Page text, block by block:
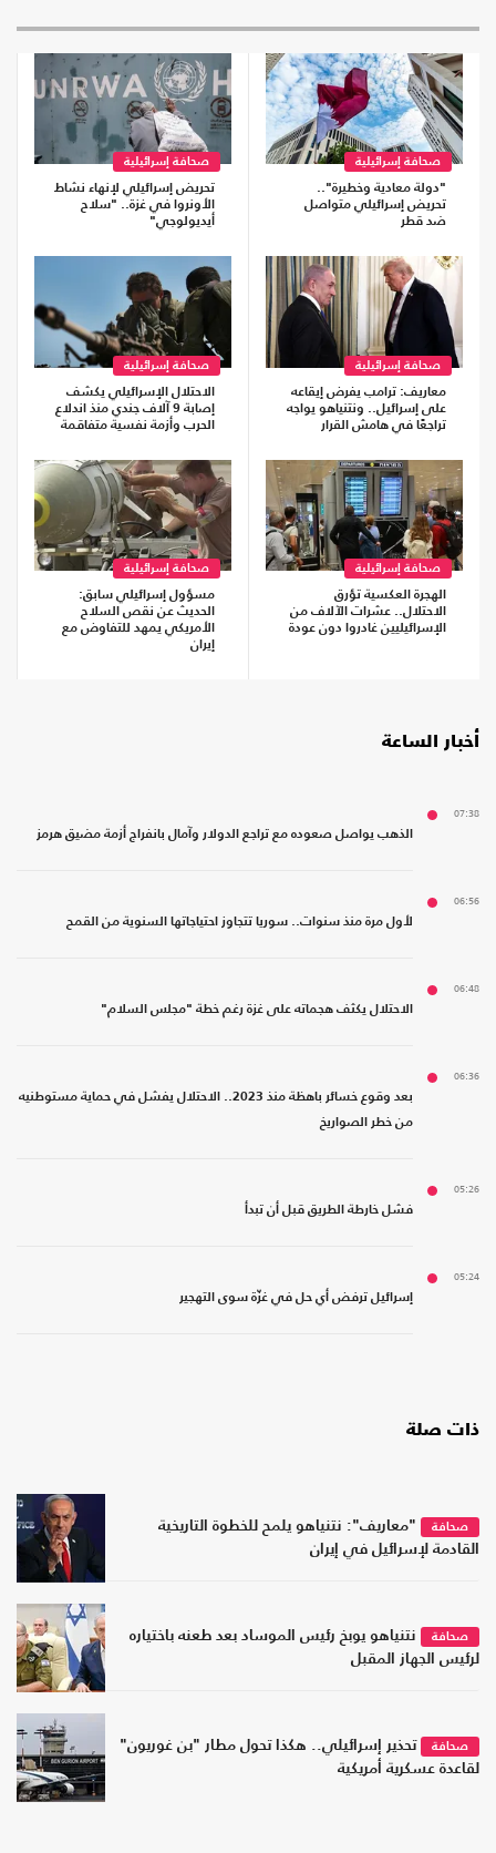
صحافة إسرائيلية
"دولة معادية وخطيرة"..
تحريض إسرائيلي متواصل
ضد قطر
صحافة إسرائيلية
تحريض إسرائيلي لإنهاء نشاط
الأونروا في غزة.. "سلاح
أيديولوجي"
صحافة إسرائيلية
معاريف: ترامب يفرض إيقاعه
على إسرائيل.. ونتنياهو يواجه
تراجعًا في هامش القرار
صحافة إسرائيلية
الاحتلال الإسرائيلي يكشف
إصابة 9 آلاف جندي منذ اندلاع
الحرب وأزمة نفسية متفاقمة
صحافة إسرائيلية
الهجرة العكسية تؤرق
الاحتلال.. عشرات الآلاف من
الإسرائيليين غادروا دون عودة
صحافة إسرائيلية
مسؤول إسرائيلي سابق:
الحديث عن نقص السلاح
الأمريكي يمهد للتفاوض مع
إيران
أخبار الساعة
07:38
الذهب يواصل صعوده مع تراجع الدولار وآمال بانفراج أزمة مضيق هرمز
06:56
لأول مرة منذ سنوات.. سوريا تتجاوز احتياجاتها السنوية من القمح
06:48
الاحتلال يكثف هجماته على غزة رغم خطة "مجلس السلام"
06:36
بعد وقوع خسائر باهظة منذ 2023.. الاحتلال يفشل في حماية مستوطنيه
من خطر الصواريخ
05:26
فشل خارطة الطريق قبل أن تبدأ
05:24
إسرائيل ترفض أي حل في غزّة سوى التهجير
ذات صلة
صحافة
"معاريف": نتنياهو يلمح للخطوة التاريخية
القادمة لإسرائيل في إيران
صحافة
نتنياهو يوبخ رئيس الموساد بعد طعنه باختياره
لرئيس الجهاز المقبل
صحافة
تحذير إسرائيلي.. هكذا تحول مطار "بن غوريون"
لقاعدة عسكرية أمريكية